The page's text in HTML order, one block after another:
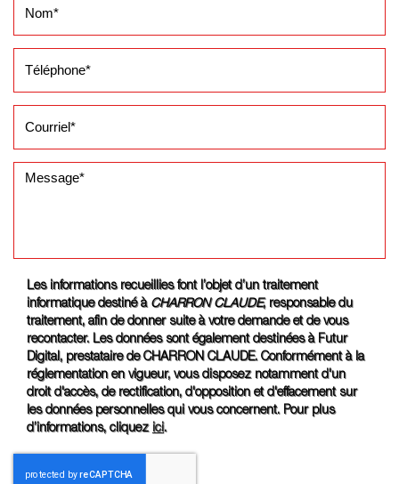
Les informations recueillies font l’objet d’un traitement
informatique destiné à
CHARRON CLAUDE, responsable du
traitement, afin de donner suite à votre demande et de vous
recontacter. Les données sont également destinées à Futur
Digital, prestataire de CHARRON CLAUDE. Conformément à la
réglementation en vigueur, vous disposez notamment d'un
droit d'accès, de rectification, d'opposition et d'effacement sur
les données personnelles qui vous concernent. Pour plus
d’informations, cliquez ici.